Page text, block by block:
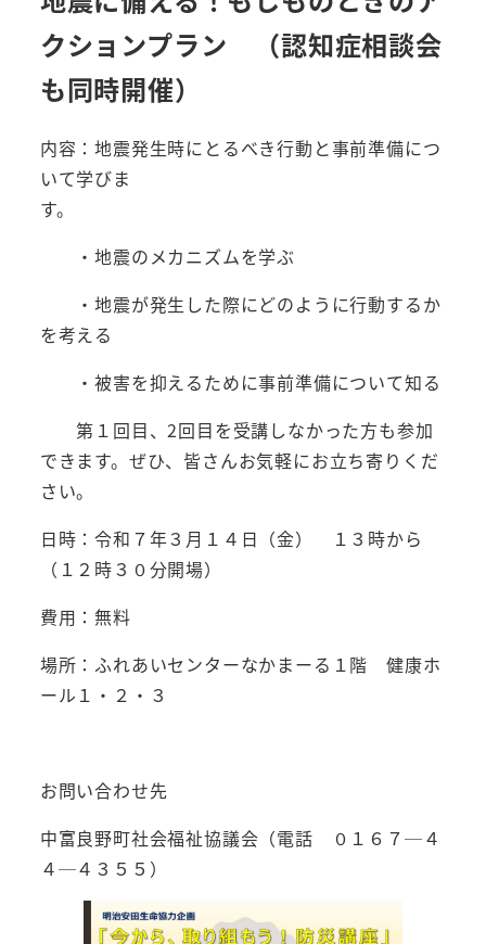
クションプラン （認知症相談会
も同時開催）
内容：地震発生時にとるべき行動と事前準備につ
いて学びま
す。
・地震のメカニズムを学ぶ
・地震が発生した際にどのように行動するか
を考える
・被害を抑えるために事前準備について知る
第１回目、2回目を受講しなかった方も参加
できます。ぜひ、皆さんお気軽にお立ち寄りくだ
さい。
日時：令和７年３月１４日（金） １３時から
（１２時３０分開場）
費用：無料
場所：ふれあいセンターなかまーる１階 健康ホ
ール１・２・３
お問い合わせ先
中富良野町社会福祉協議会（電話 ０１６７─４
４─４３５５）